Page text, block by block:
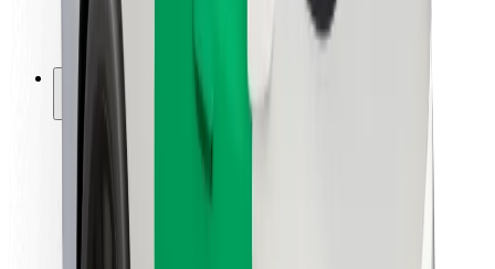
Vai in sicurezza
Laboratorio sulla Sicurezza
Città
Posizioni
Soluzioni Per la Città
Aeroporti
Stazioni di ricarica